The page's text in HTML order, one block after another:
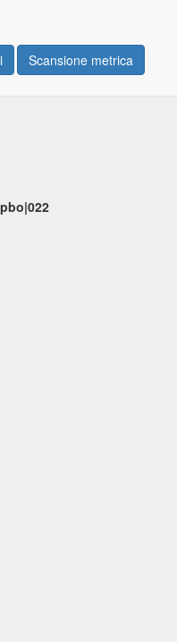
Scansione metrica
fr. 52,CAF